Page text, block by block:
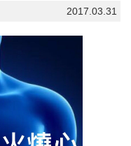
2017.03.31